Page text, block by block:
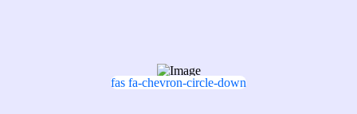
fas fa-chevron-circle-down